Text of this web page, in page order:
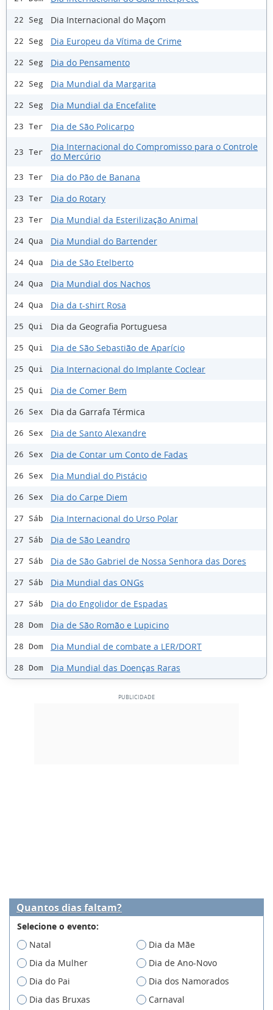
22 Seg Dia Internacional do Maçom
22 Seg Dia Europeu da Vítima de Crime
22 Seg Dia do Pensamento
22 Seg Dia Mundial da Margarita
22 Seg Dia Mundial da Encefalite
23 Ter Dia de São Policarpo
23 Ter
Dia Internacional do Compromisso para o Controle
do Mercúrio
23 Ter Dia do Pão de Banana
23 Ter Dia do Rotary
23 Ter Dia Mundial da Esterilização Animal
24 Qua Dia Mundial do Bartender
24 Qua Dia de São Etelberto
24 Qua Dia Mundial dos Nachos
24 Qua Dia da t-shirt Rosa
25 Qui Dia da Geografia Portuguesa
25 Qui Dia de São Sebastião de Aparício
25 Qui Dia Internacional do Implante Coclear
25 Qui Dia de Comer Bem
26 Sex Dia da Garrafa Térmica
26 Sex Dia de Santo Alexandre
26 Sex Dia de Contar um Conto de Fadas
26 Sex Dia Mundial do Pistácio
26 Sex Dia do Carpe Diem
27 Sáb Dia Internacional do Urso Polar
27 Sáb Dia de São Leandro
27 Sáb Dia de São Gabriel de Nossa Senhora das Dores
27 Sáb Dia Mundial das ONGs
27 Sáb Dia do Engolidor de Espadas
28 Dom Dia de São Romão e Lupicino
28 Dom Dia Mundial de combate a LER/DORT
28 Dom Dia Mundial das Doenças Raras
Quantos dias faltam?
Selecione o evento:
Natal
Dia da Mãe
Dia da Mulher
Dia de Ano-Novo
Dia do Pai
Dia dos Namorados
Dia das Bruxas
Carnaval